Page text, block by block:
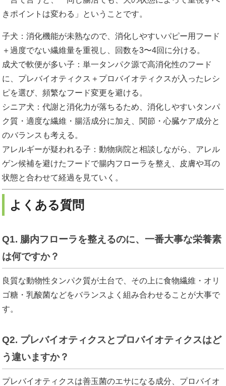
きポイントは変わる」ということです。
子犬：消化機能が未熟なので、消化しやすいパピー用フード
＋過度でない繊維量を重視し、回数を3〜4回に分ける。
成犬で軟便が多い子：単一タンパク源で高消化性のフード
に、プレバイオティクス＋プロバイオティクスが入ったレシ
ピを選び、頻繁なフード変更を避ける。
シニア犬：代謝と消化力が落ちるため、消化しやすいタンパ
ク質・適度な繊維・腸活成分に加え、関節・心臓ケア成分と
のバランスも考える。
アレルギーが疑われる子：動物病院と相談しながら、アレル
ゲン候補を避けたフードで腸内フローラを整え、皮膚や耳の
状態と合わせて経過を見ていく。
よくある質問
Q1. 腸内フローラを整えるのに、一番大事な栄養素
は何ですか？
良質な動物性タンパク質が土台で、その上に食物繊維・オリ
ゴ糖・乳酸菌などをバランスよく組み合わせることが大事で
す。
Q2. プレバイオティクスとプロバイオティクスはど
う違いますか？
プレバイオティクスは善玉菌のエサになる成分、プロバイオ